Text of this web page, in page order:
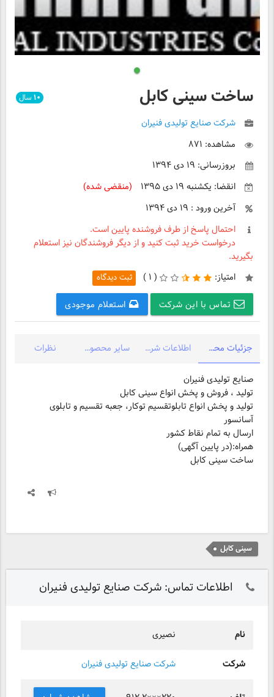
ساخت سینی کابل
شرکت صنایع تولیدی فنیران
مشاهده: ۸۷۱
بروزرسانی: ۱۹ دی ۱۳۹۴
انقضا: یکشنبه ۱۹ دی ۱۳۹۵
(منقضی شده)
آخرین ورود : ۱۹ دی ۱۳۹۴
احتمال پاسخ از طرف فروشنده پایین است.
درخواست خرید ثبت کنید و از دیگر فروشندگان نیز استعلام
بگیرید.
امتیاز:
( ۱ ) ثبت دیدگاه
تماس با این شرکت استعلام موجودی
۱۰ سال
جزئیات محصول اطلاعات شرکت سایر محصولات شرکت نظرات
تولید ، فروش و پخش انواع سینی کابل
تولید و پخش انواع تابلوتقسیم توکار، جعبه تقسیم و تابلوی
آسانسور
ارسال به تمام نقاط کشور
ساخت سینی کابل
سینی کابل
اطلاعات تماس: شرکت صنایع تولیدی فنیران
نام نصیری
شرکت شرکت صنایع تولیدی فنیران